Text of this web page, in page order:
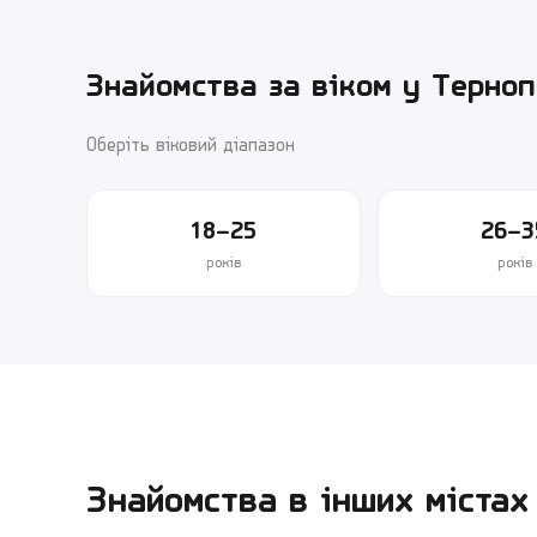
Знайомства за віком у
Оберіть віковий діапазон
18–25
років років
Знайомства в інших